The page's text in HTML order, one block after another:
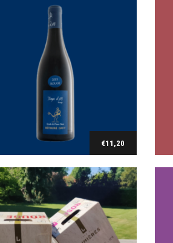
Ajouter au panier
€11,20
Cave de Lumières
Bag in box Classique Rosé (5 l)
€29,00